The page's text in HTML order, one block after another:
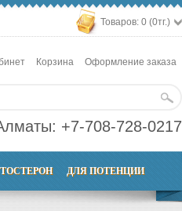
Товаров: 0 (0тг.)
Корзина Оформление заказа
+7-708-728-0217
ДЛЯ ПОТЕНЦИИ